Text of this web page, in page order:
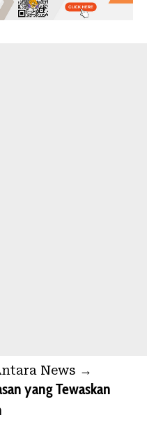
News →
yang Tewaskan